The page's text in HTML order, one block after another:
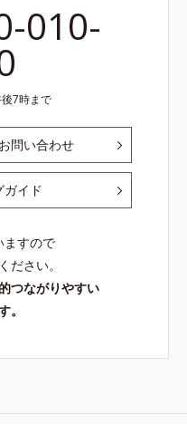
010-
7時まで
問い合わせ
ガイド
ますので
ださい。
つながりやすい
。